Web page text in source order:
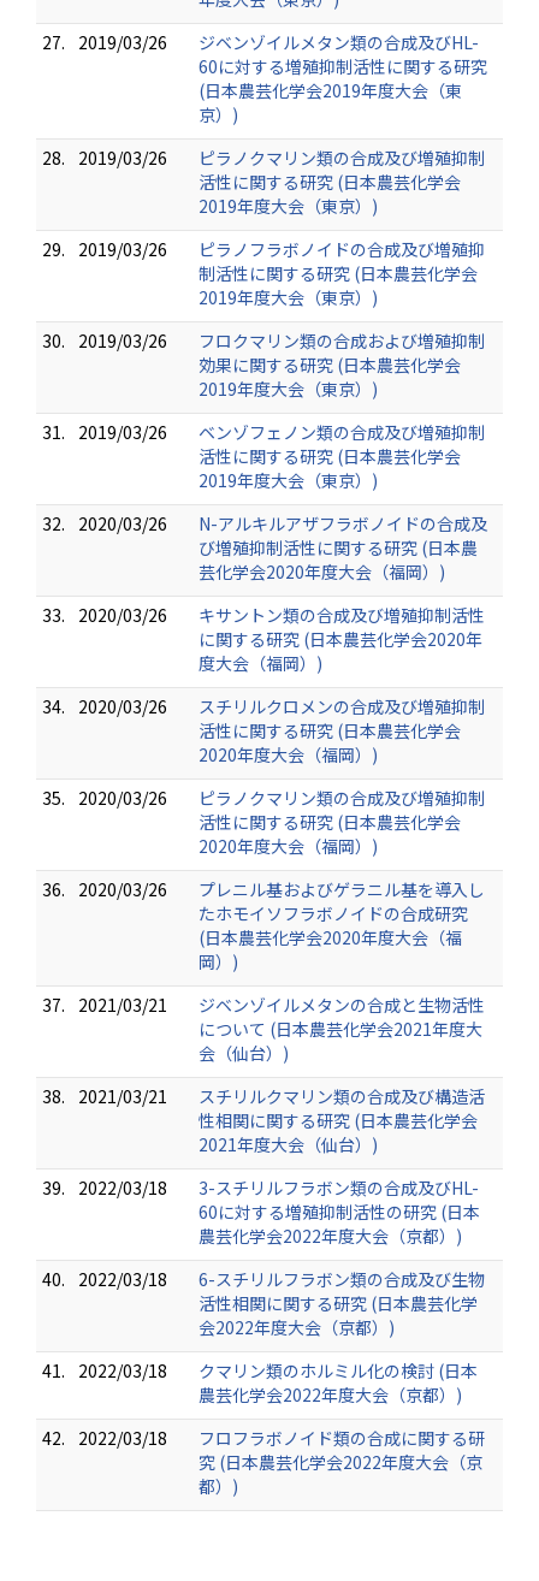
27.
2019/03/26
ジベンゾイルメタン類の合成及びHL-
60に対する増殖抑制活性に関する研究
(日本農芸化学会2019年度大会（東
京）)
28.
2019/03/26
ピラノクマリン類の合成及び増殖抑制
活性に関する研究 (日本農芸化学会
2019年度大会（東京）)
29.
2019/03/26
ピラノフラボノイドの合成及び増殖抑
制活性に関する研究 (日本農芸化学会
2019年度大会（東京）)
30.
2019/03/26
フロクマリン類の合成および増殖抑制
効果に関する研究 (日本農芸化学会
2019年度大会（東京）)
31.
2019/03/26
ベンゾフェノン類の合成及び増殖抑制
活性に関する研究 (日本農芸化学会
2019年度大会（東京）)
32.
2020/03/26
N-アルキルアザフラボノイドの合成及
び増殖抑制活性に関する研究 (日本農
芸化学会2020年度大会（福岡）)
33.
2020/03/26
キサントン類の合成及び増殖抑制活性
に関する研究 (日本農芸化学会2020年
度大会（福岡）)
34.
2020/03/26
スチリルクロメンの合成及び増殖抑制
活性に関する研究 (日本農芸化学会
2020年度大会（福岡）)
35.
2020/03/26
ピラノクマリン類の合成及び増殖抑制
活性に関する研究 (日本農芸化学会
2020年度大会（福岡）)
36.
2020/03/26
プレニル基およびゲラニル基を導入し
たホモイソフラボノイドの合成研究
(日本農芸化学会2020年度大会（福
岡）)
37.
2021/03/21
ジベンゾイルメタンの合成と生物活性
について (日本農芸化学会2021年度大
会（仙台）)
38.
2021/03/21
スチリルクマリン類の合成及び構造活
性相関に関する研究 (日本農芸化学会
2021年度大会（仙台）)
39.
2022/03/18
3-スチリルフラボン類の合成及びHL-
60に対する増殖抑制活性の研究 (日本
農芸化学会2022年度大会（京都）)
40.
2022/03/18
6-スチリルフラボン類の合成及び生物
活性相関に関する研究 (日本農芸化学
会2022年度大会（京都）)
41.
2022/03/18
クマリン類のホルミル化の検討 (日本
農芸化学会2022年度大会（京都）)
42.
2022/03/18
フロフラボノイド類の合成に関する研
究 (日本農芸化学会2022年度大会（京
都）)